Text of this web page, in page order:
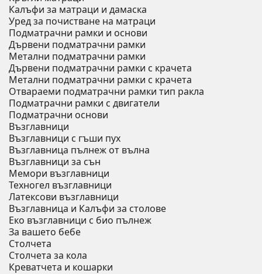
Калъфи за матраци и дамаска
Уред за почистване на матраци
Подматрачни рамки и основи
Дървени подматрачни рамки
Метални подматрачни рамки
Дървени подматрачни рамки с крачета
Метални подматрачни рамки с крачета
Отвараеми подматрачни рамки тип ракла
Подматрачни рамки с двигатели
Подматрачни основи
Възглавници
Възглавници с гъши пух
Възглавница пълнеж от вълна
Възглавници за сън
Мемори възглавници
Техногел възглавници
Латексови възглавници
Възглавница и Калъфи за столове
Еко възглавници с био пълнеж
За вашето бебе
Столчета
Столчета за кола
Креватчета и кошарки